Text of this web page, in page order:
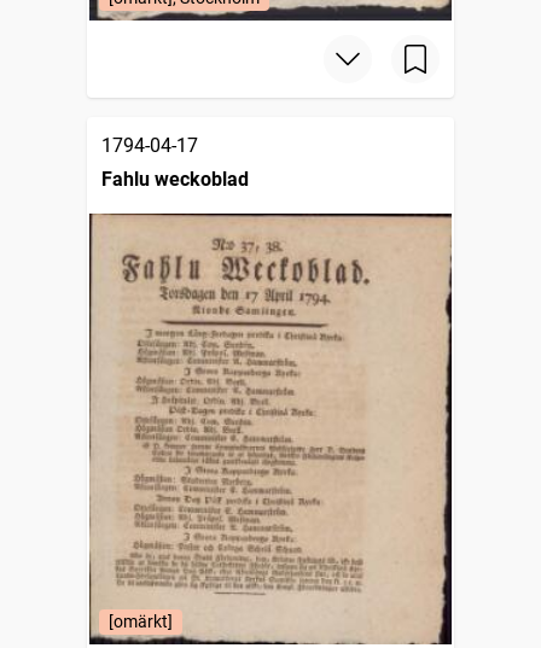
1794-04-17
Fahlu weckoblad
[omärkt]